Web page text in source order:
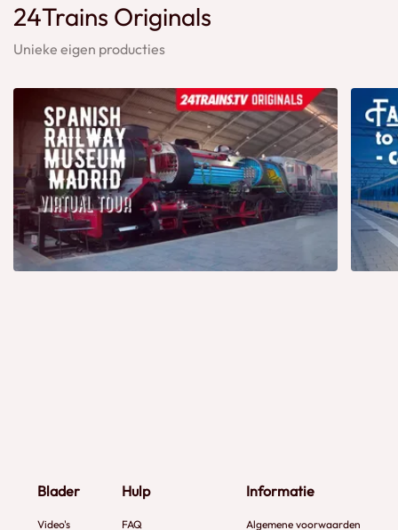
24Trains Originals
Unieke eigen producties
Blader
Video's
Hulp
FAQ
Informatie
Algemene voorwaarden